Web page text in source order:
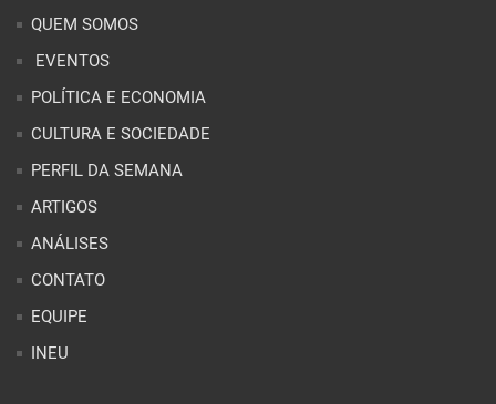
QUEM SOMOS
EVENTOS
POLÍTICA E ECONOMIA
CULTURA E SOCIEDADE
PERFIL DA SEMANA
ARTIGOS
ANÁLISES
CONTATO
EQUIPE
INEU